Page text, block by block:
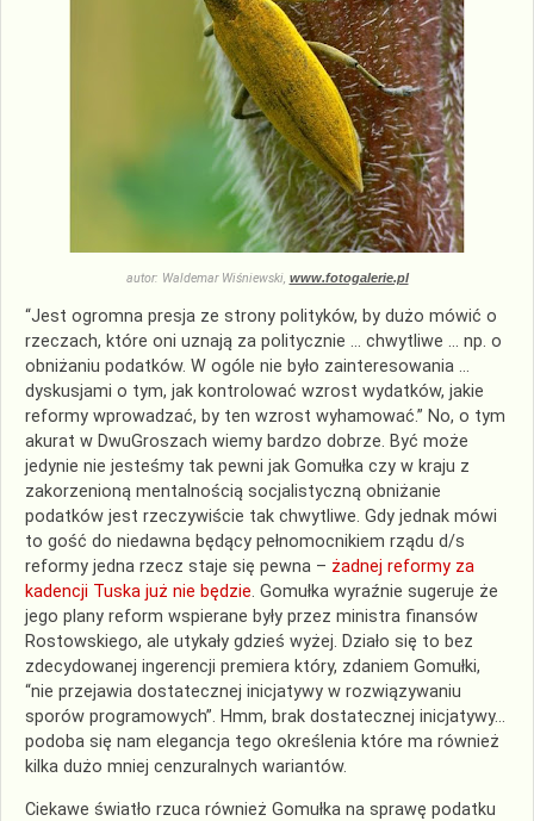
autor: Waldemar Wiśniewski, www.fotogalerie.pl
“Jest ogromna presja ze strony polityków, by dużo mówić o
rzeczach, które oni uznają za politycznie … chwytliwe … np. o
obniżaniu podatków. W ogóle nie było zainteresowania …
dyskusjami o tym, jak kontrolować wzrost wydatków, jakie
reformy wprowadzać, by ten wzrost wyhamować.” No, o tym
akurat w DwuGroszach wiemy bardzo dobrze. Być może
jedynie nie jesteśmy tak pewni jak Gomułka czy w kraju z
zakorzenioną mentalnością socjalistyczną obniżanie
podatków jest rzeczywiście tak chwytliwe. Gdy jednak mówi
to gość do niedawna będący pełnomocnikiem rządu d/s
reformy jedna rzecz staje się pewna – żadnej reformy za
kadencji Tuska już nie będzie. Gomułka wyraźnie sugeruje że
jego plany reform wspierane były przez ministra finansów
Rostowskiego, ale utykały gdzieś wyżej. Działo się to bez
zdecydowanej ingerencji premiera który, zdaniem Gomułki,
“nie przejawia dostatecznej inicjatywy w rozwiązywaniu
sporów programowych”. Hmm, brak dostatecznej inicjatywy…
podoba się nam elegancja tego określenia które ma również
kilka dużo mniej cenzuralnych wariantów.
Ciekawe światło rzuca również Gomułka na sprawę podatku